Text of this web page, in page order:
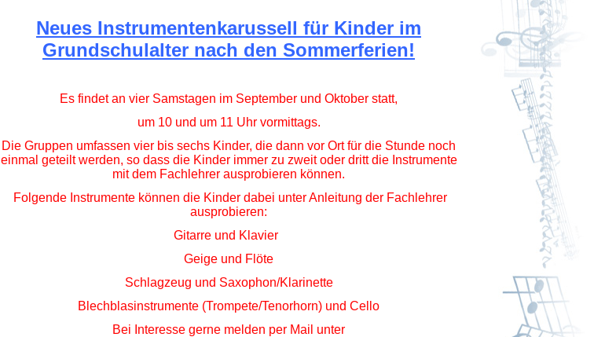
Neues Instrumentenkarussell für Kinder im
Grundschulalter nach den Sommerferien!
Es findet an vier Samstagen im September und Oktober statt,
um 10 und um 11 Uhr vormittags.
Die Gruppen umfassen vier bis sechs Kinder, die dann vor Ort für die Stunde noch
einmal geteilt werden, so dass die Kinder immer zu zweit oder dritt die Instrumente
mit dem Fachlehrer ausprobieren können.
Folgende Instrumente können die Kinder dabei unter Anleitung der Fachlehrer
ausprobieren:
Gitarre und Klavier
Geige und Flöte
Schlagzeug und Saxophon/Klarinette
Blechblasinstrumente (Trompete/Tenorhorn) und Cello
Bei Interesse gerne melden per Mail unter